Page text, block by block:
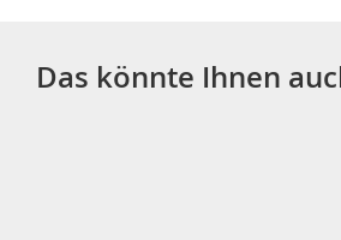
Das könnte Ihnen